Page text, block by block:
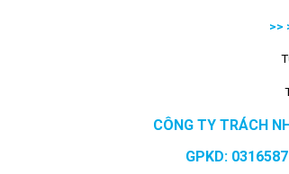
>>
CÔNG TY TRÁCH
GPKD: